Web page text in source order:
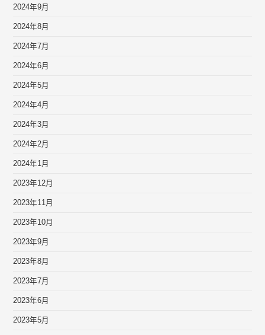
2024年9月
2024年8月
2024年7月
2024年6月
2024年5月
2024年4月
2024年3月
2024年2月
2024年1月
2023年12月
2023年11月
2023年10月
2023年9月
2023年8月
2023年7月
2023年6月
2023年5月